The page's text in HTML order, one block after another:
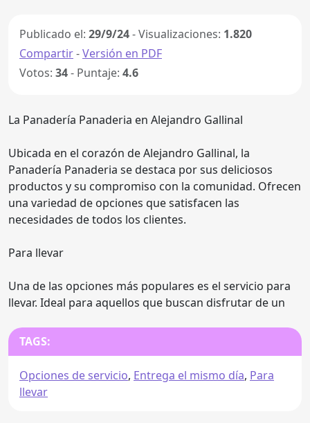
Publicado el: 29/9/24- Visualizaciones: 1.820
Compartir-Versión en PDF
Votos: 34- Puntaje: 4.6
La Panadería Panaderia en Alejandro Gallinal
Ubicada en el corazón de Alejandro Gallinal, la
Panadería Panaderia se destaca por sus deliciosos
productos y su compromiso con la comunidad. Ofrecen
una variedad de opciones que satisfacen las
necesidades de todos los clientes.
Para llevar
Una de las opciones más populares es el servicio para
llevar. Ideal para aquellos que buscan disfrutar de un
TAGS:
Opciones de servicio, Entrega el mismo día, Para
llevar